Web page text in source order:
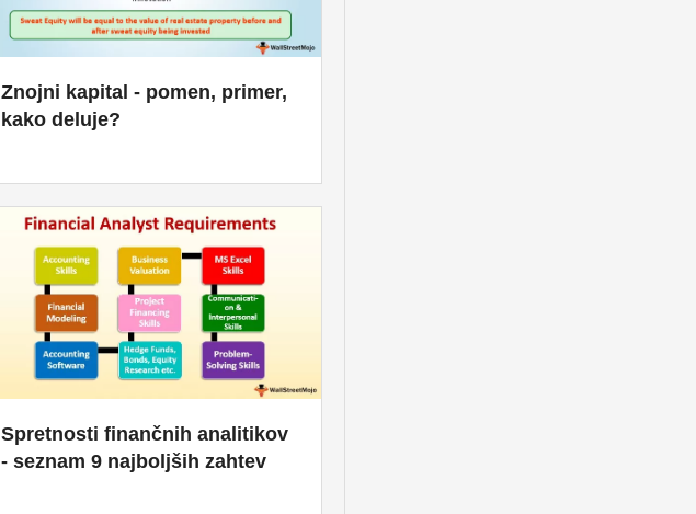
Znojni kapital - pomen, primer,
kako deluje?
Spretnosti finančnih analitikov
- seznam 9 najboljših zahtev